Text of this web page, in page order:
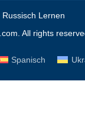
Russisch Lernen
All rights
Spanisch